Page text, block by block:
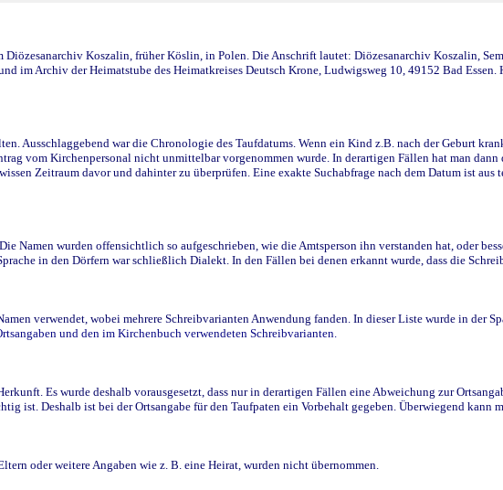
Koszalin, früher Köslin, in Polen. Die Anschrift lautet: Diözesanarchiv Koszalin,
im Archiv der Heimatstube des Heimatkreises Deutsch Krone, Ludwigsweg 10, 49152 Bad
Ausschlaggebend war die Chronologie des Taufdatums. Wenn ein Kind z.B. nach der Geburt
vom Kirchenpersonal nicht unmittelbar vorgenommen wurde. In derartigen Fällen hat man
Zeitraum davor und dahinter zu überprüfen. Eine exakte Suchabfrage nach dem Datum ist
Namen wurden offensichtlich so aufgeschrieben, wie die Amtsperson ihn verstanden hat, oder
in den Dörfern war schließlich Dialekt. In den Fällen bei denen erkannt wurde, dass die
verwendet, wobei mehrere Schreibvarianten Anwendung fanden. In dieser Liste wurde in der
und den im Kirchenbuch verwendeten Schreibvarianten.
Es wurde deshalb vorausgesetzt, dass nur in derartigen Fällen eine Abweichung zur
ist. Deshalb ist bei der Ortsangabe für den Taufpaten ein Vorbehalt gegeben. Überwiegend kann
oder weitere Angaben wie z. B. eine Heirat, wurden nicht übernommen.